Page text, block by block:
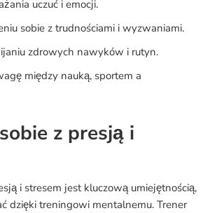
uczuć i emocji.
sobie z trudnościami i wyzwaniami.
zdrowych nawyków i rutyn.
między nauką, sportem a
z presją i
i stresem jest kluczową umiejętnością,
dzięki treningowi mentalnemu. Trener